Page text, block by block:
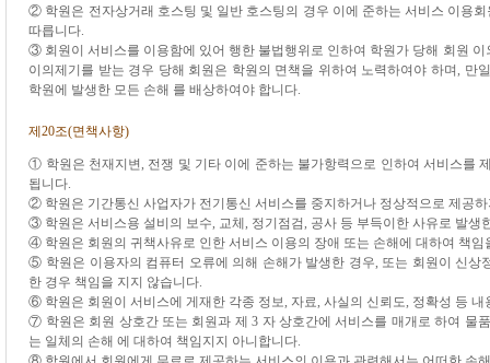
② 학원은 전자상거래 호스팅 및 일반 호스팅의 경우 이에 준하는 서비스 이용
따릅니다.
③ 회원이 서비스를 이용함에 있어 행한 불법행위로 인하여 학원가 당해 회원
이의제기를 받는 경우 당해 회원은 학원의 면책을 위하여 노력하여야 하며, 만
학원에 발생한 모든 손해 를 배상하여야 합니다.
제20조(면책사항)
① 학원은 천재지변, 전쟁 및 기타 이에 준하는 불가항력으로 인하여 서비스를
됩니다.
② 학원은 기간통신 사업자가 전기통신 서비스를 중지하거나 정상적으로 제공
③ 학원은 서비스용 설비의 보수, 교체, 정기점검, 공사 등 부득이한 사유로 발생
④ 학원은 회원의 귀책사유로 인한 서비스 이용의 장애 또는 손해에 대하여 책임
⑤ 학원은 이용자의 컴퓨터 오류에 의해 손해가 발생한 경우, 또는 회원이 신상
한 경우 책임을 지지 않습니다.
⑥ 학원은 회원이 서비스에 게재한 각종 정보, 자료, 사실의 신뢰도, 정확성 등
⑦ 학원은 회원 상호간 또는 회원과 제 3 자 상호간에 서비스를 매개로 하여 물
는 일체의 손해 에 대하여 책임지지 아니합니다.